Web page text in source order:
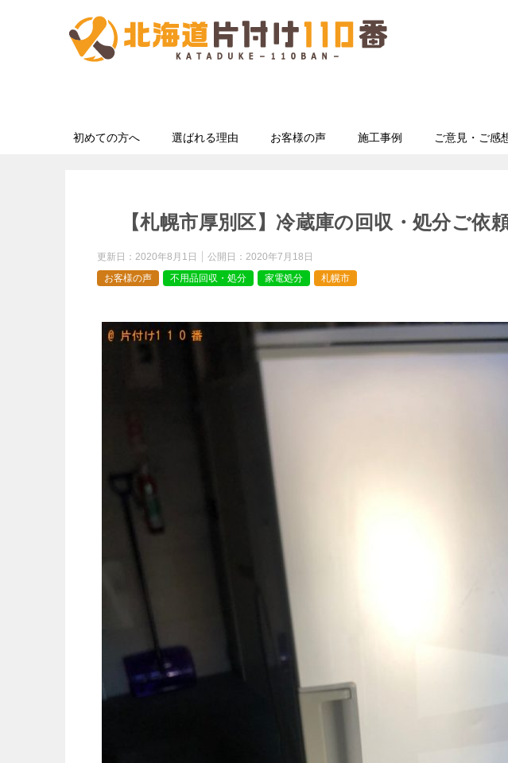
初めての方へ 選ばれる理由 お客様の声 施工事例 ご意見・ご感
【札幌市厚別区】冷蔵庫の回収・処分ご
更新日： 2020年8月1日 公開日： 2020年7月18日
お客様の声
不用品回収・処分 家電処分 札幌市